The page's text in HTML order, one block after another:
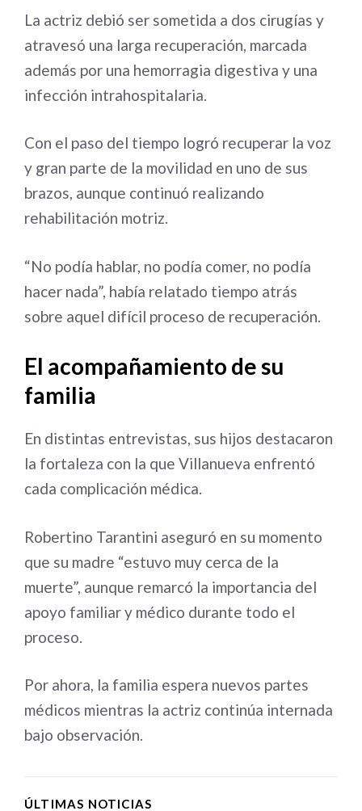
La actriz debió ser sometida a dos cirugías y
atravesó una larga recuperación, marcada
además por una hemorragia digestiva y una
infección intrahospitalaria.
Con el paso del tiempo logró recuperar la voz
y gran parte de la movilidad en uno de sus
brazos, aunque continuó realizando
rehabilitación motriz.
“No podía hablar, no podía comer, no podía
hacer nada”, había relatado tiempo atrás
sobre aquel difícil proceso de recuperación.
El acompañamiento de su
familia
En distintas entrevistas, sus hijos destacaron
la fortaleza con la que Villanueva enfrentó
cada complicación médica.
Robertino Tarantini aseguró en su momento
que su madre “estuvo muy cerca de la
muerte”, aunque remarcó la importancia del
apoyo familiar y médico durante todo el
proceso.
Por ahora, la familia espera nuevos partes
médicos mientras la actriz continúa internada
bajo observación.
ÚLTIMAS NOTICIAS